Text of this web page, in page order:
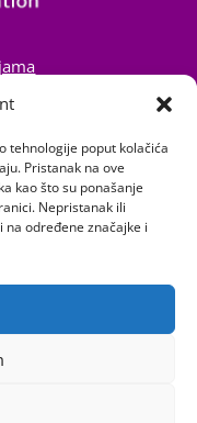
tehnologije poput kolačića
Pristanak na ove
kao što su ponašanje
Nepristanak ili
određene značajke i
sjedišta
odnose